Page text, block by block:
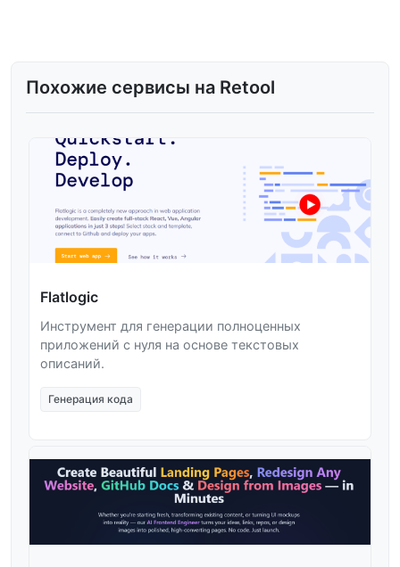
Похожие сервисы на Retool
Flatlogic
Инструмент для генерации полноценных
приложений с нуля на основе текстовых
описаний.
Генерация кода